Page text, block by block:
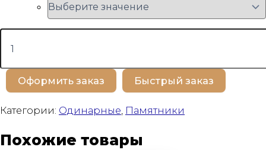
Количество
товара
Оформить заказ Быстрый заказ
Категории: Одинарные Памятники
Похожие товары